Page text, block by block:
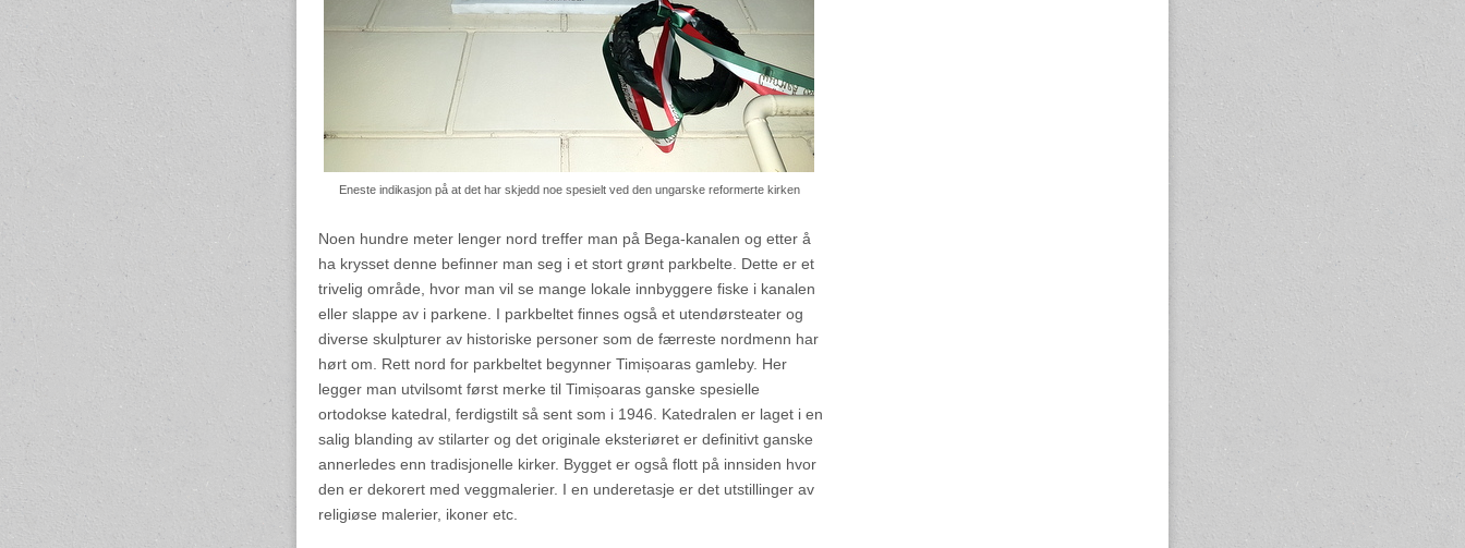
Eneste indikasjon på at det har skjedd noe spesielt ved den ungarske reformerte kirken
Noen hundre meter lenger nord treffer man på Bega-kanalen og etter å
ha krysset denne befinner man seg i et stort grønt parkbelte. Dette er et
trivelig område, hvor man vil se mange lokale innbyggere fiske i kanalen
eller slappe av i parkene. I parkbeltet finnes også et utendørsteater og
diverse skulpturer av historiske personer som de færreste nordmenn har
hørt om. Rett nord for parkbeltet begynner Timișoaras gamleby. Her
legger man utvilsomt først merke til Timișoaras ganske spesielle
ortodokse katedral, ferdigstilt så sent som i 1946. Katedralen er laget i en
salig blanding av stilarter og det originale eksteriøret er definitivt ganske
annerledes enn tradisjonelle kirker. Bygget er også flott på innsiden hvor
den er dekorert med veggmalerier. I en underetasje er det utstillinger av
religiøse malerier, ikoner etc.